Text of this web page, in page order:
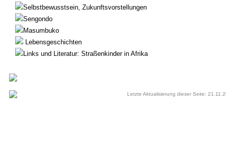
Selbstbewusstsein, Zukunftsvorstellungen
Sengondo
Masumbuko
Lebensgeschichten
Links und Literatur: Straßenkinder in Afrika
Letzte Aktualisierung dieser Seite: